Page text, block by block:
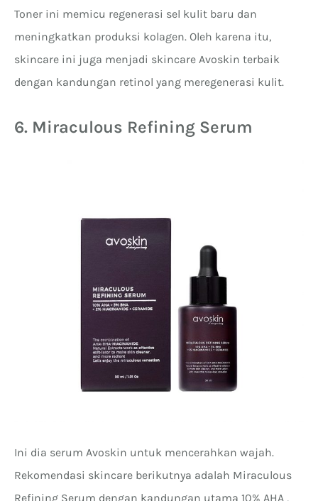
Toner ini memicu regenerasi sel kulit baru dan
meningkatkan produksi kolagen. Oleh karena itu,
skincare ini juga menjadi skincare Avoskin terbaik
dengan kandungan retinol yang meregenerasi kulit.
6. Miraculous Refining Serum
Ini dia serum Avoskin untuk mencerahkan wajah.
Rekomendasi skincare berikutnya adalah Miraculous
Refining Serum dengan kandungan utama 10% AHA ,